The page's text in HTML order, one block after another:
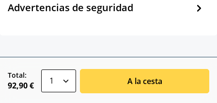
Advertencias de seguridad
Total:
92,90 € A la cesta